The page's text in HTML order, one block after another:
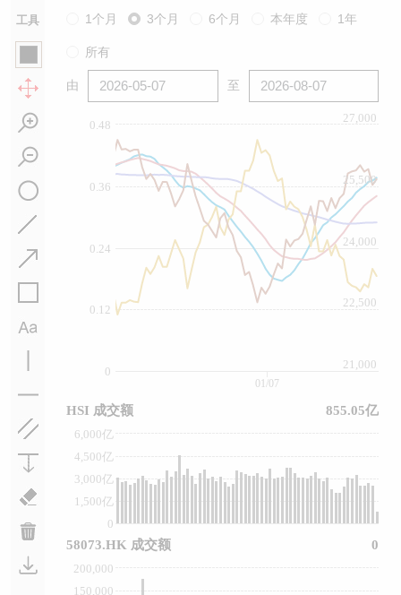
工具 1个月 3个月 6个月 本年度 1年
所有
由 至
0
0.12
0.24
0.36
0.48
24,000
21,000
22,500
25,500
27,000
0
1,500亿
3,000亿
4,500亿
6,000亿
150,000
200,000
01/07
HSI 成交额 855.05亿
58073.HK 成交额 0